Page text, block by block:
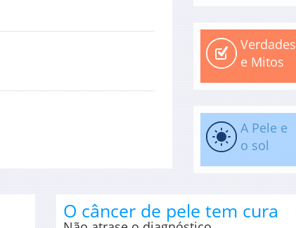
Verdades
e Mitos
A Pele e
o sol
O câncer de pele tem cura